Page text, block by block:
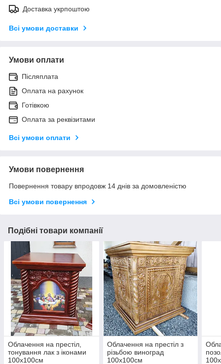
Доставка укрпоштою
Всі умови доставки
Умови оплати
Післяплата
Оплата на рахунок
Готівкою
Оплата за реквізитами
Всі умови оплати
Умови повернення
Повернення товару впродовж 14 днів за домовленістю
Всі умови повернення
Подібні товари компанії
Облачення на престіл,
тонування лак з іконами
100х100см
Облачення на престіл з
різьбою виноград
100х100см